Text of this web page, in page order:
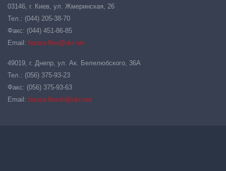
03146, г. Киев, ул. Жмеринская, 26
Тел.: (044) 205-38-70
Факс: (044) 451-86-85
Email: hansa-flex@ukr.net
49019, г. Днепр, ул. Ак. Белелюбского, 36А
Тел.: (056) 375-93-23
Факс: (056) 375-93-63
Email: hansa-flexdn@ukr.net